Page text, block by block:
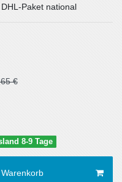
Paket national
€
8-9 Tage